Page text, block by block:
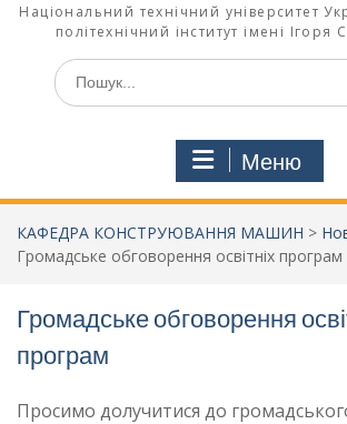
Національний технічний університет
політехнічний інститут імені Ігоря
Шукати:
Меню
КАФЕДРА КОНСТРУЮВАННЯ МАШИН >
Громадське обговорення освітніх програм
Громадське обговорення
програм
Просимо долучитися до